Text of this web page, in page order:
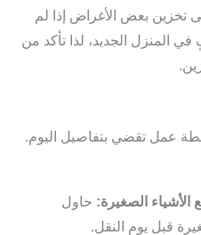
تخزين بعض الأغراض إذا لم
المنزل الجديد، لذا تأكد من
عمل تقضي بتفاصيل اليوم.
الصغيرة: حاول
قبل يوم النقل.